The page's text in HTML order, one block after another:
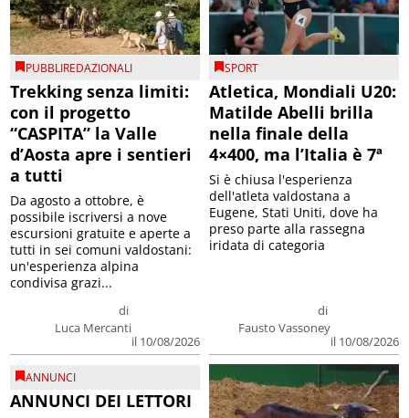
PUBBLIREDAZIONALI
Trekking senza limiti:
con il progetto
“CASPITA” la Valle
d’Aosta apre i sentieri
a tutti
di
Luca Mercanti
il 10/08/2026
Da agosto a ottobre, è
possibile iscriversi a nove
escursioni gratuite e aperte a
tutti in sei comuni valdostani:
un'esperienza alpina
condivisa grazi...
SPORT
Atletica, Mondiali U20:
Matilde Abelli brilla
nella finale della
4×400, ma l’Italia è 7ª
di
Fausto Vassoney
il 10/08/2026
Si è chiusa l'esperienza
dell'atleta valdostana a
Eugene, Stati Uniti, dove ha
preso parte alla rassegna
iridata di categoria
ANNUNCI
ANNUNCI DEI LETTORI